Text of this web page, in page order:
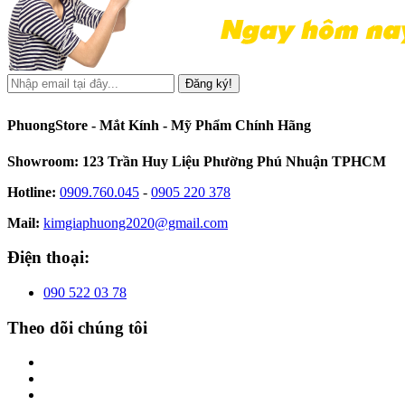
Đăng ký!
PhuongStore - Mắt Kính - Mỹ Phẩm Chính Hãng
Showroom: 123 Trần Huy Liệu Phường Phú Nhuận TPHCM
Hotline: 0909.760.045 - 0905 220 378
Mail: kimgiaphuong2020@gmail.com
Điện thoại:
090 522 03 78
Theo dõi chúng tôi